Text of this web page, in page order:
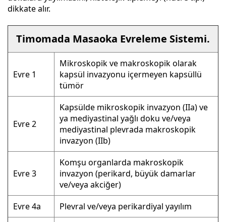
dikkate alır.
Timomada Masaoka Evreleme Sistemi.
Evre 1
Mikroskopik ve makroskopik olarak
kapsül invazyonu içermeyen kapsüllü
tümör
Evre 2
Kapsülde mikroskopik invazyon (IIa) ve
ya mediyastinal yağlı doku ve/veya
mediyastinal plevrada makroskopik
invazyon (IIb)
Evre 3
Komşu organlarda makroskopik
invazyon (perikard, büyük damarlar
ve/veya akciğer)
Evre 4a
Plevral ve/veya perikardiyal yayılım